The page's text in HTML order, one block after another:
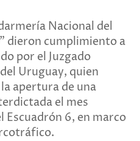
Nacional del
dieron cumplimiento a
por el Juzgado
Uruguay, quien
apertura de una
el mes
Escuadrón 6, en marco